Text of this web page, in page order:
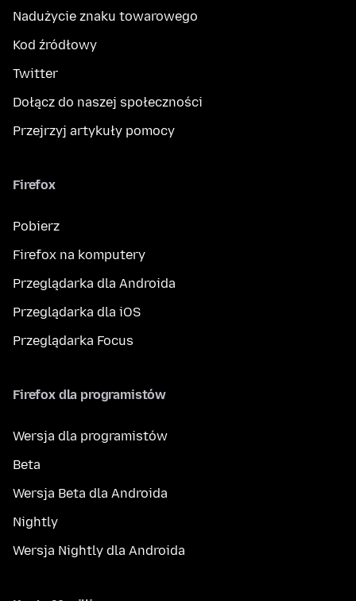
Nadużycie znaku towarowego
Kod źródłowy
Twitter
Dołącz do naszej społeczności
Przejrzyj artykuły pomocy
Firefox
Pobierz
Firefox na komputery
Przeglądarka dla Androida
Przeglądarka dla iOS
Przeglądarka Focus
Firefox dla programistów
Wersja dla programistów
Beta
Wersja Beta dla Androida
Nightly
Wersja Nightly dla Androida